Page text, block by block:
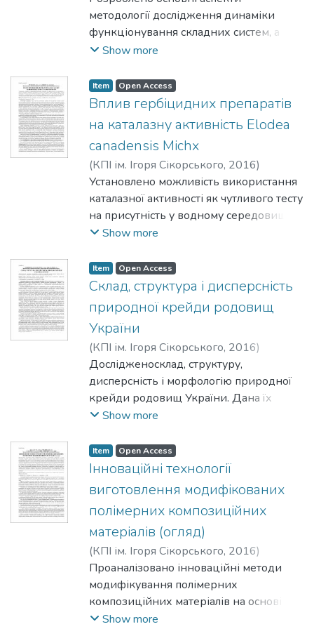
коксування. Окреслено перспективи
подальших досліджень та ефективного
впровадження їхніх результатів.
методології дослідження динаміки
функціонування складних систем, а
саме системного підходу до вирішення
водокористування виробництва паперу
й картону. Процедура імітаційного
моделювання за допомогою
комп’ютера відтворює динаміку
процесів, що відбуваються в
досліджуваній системі, з використанням
наявних математичних описів і
структурних особливостей системи.
Show more
Item Open Access
Вплив гербіцидних препаратів
на каталазну активність Elodea
canadensis Michx
(КПІ ім. Ігоря Сікорського, 2016)
Вембер, В. В. ;Дітяшова, І. Г.
Установлено можливість використання
каталазної активності як чутливого тесту
на присутність у водному середовищі
гербіцидних препаратів. Як тест-об’єкт
канадська), оскільки ця рослина
протягом життєвого циклу занурена у
водне середовище і найбільш повно
контактує з усіма присутніми у воді
токсикантами. Виявлена реакція на
вплив досліджених гербіцидів
дозволяє рекомендувати розроблений
тест для проведення комплексного
моніторингу водних об’єктів.
Show more
Item Open Access
Склад, структура і дисперсність
природної крейди родовищ
України
(КПІ ім. Ігоря Сікорського, 2016)
Аршинніков, Д. І.; Свідерський, В. А.
Нудченко, Л. А.
Дослідженосклад, структуру,
дисперсність і морфологію природної
крейди родовищ України. Дана їх
кількісна оцінка у порівнянні з
Туреччини.
Show more
Item Open Access
Інноваційні технології
виготовлення модифікованих
полімерних композиційних
матеріалів (огляд)
(КПІ ім. Ігоря Сікорського, 2016)
Малащук, Н. С.;Романчук, Б. В.;Колосов,
О. Є.;Сівецький, В. І.
Проаналізовано інноваційні методи
модифікування полімерних
композиційних матеріалів на основі
епоксидних олігомерів, зокрема,
Show more